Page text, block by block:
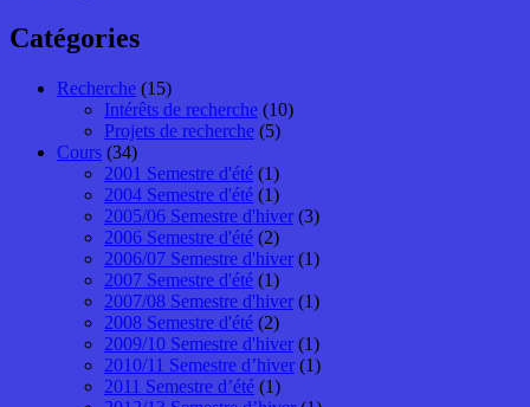
Catégories
Recherche (15)
Intérêts de recherche (10)
Projets de recherche (5)
Cours (34)
2001 Semestre d'été (1)
2004 Semestre d'été (1)
2005/06 Semestre d'hiver (3)
2006 Semestre d'été (2)
2006/07 Semestre d'hiver (1)
2007 Semestre d'été (1)
2007/08 Semestre d'hiver (1)
2008 Semestre d'été (2)
2009/10 Semestre d'hiver (1)
2010/11 Semestre d’hiver (1)
2011 Semestre d’été (1)